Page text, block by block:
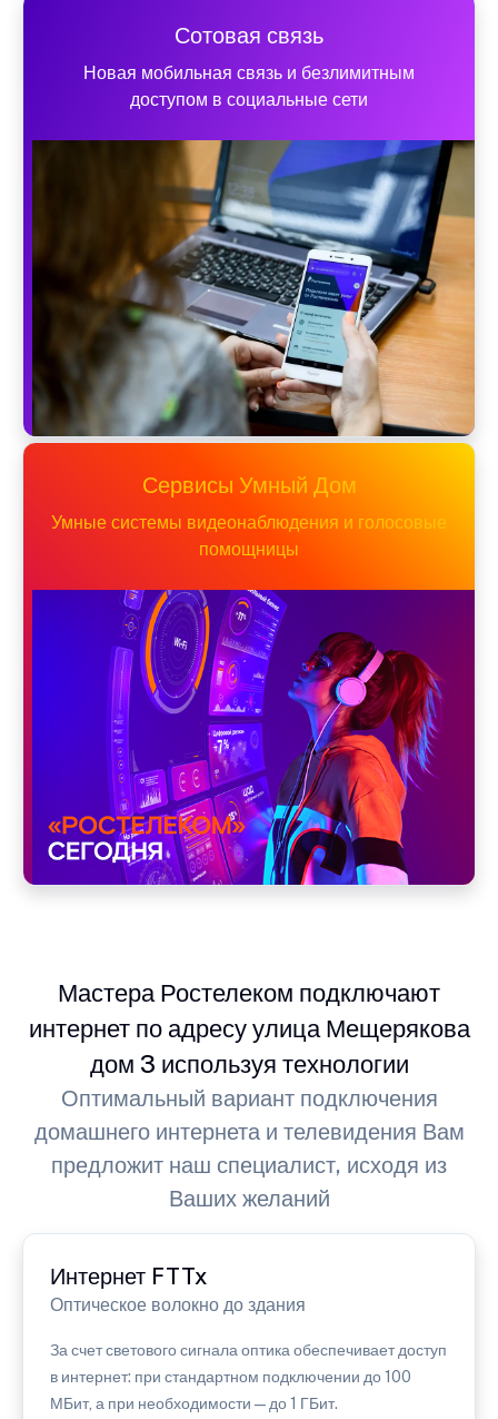
Сотовая связь
Новая мобильная связь и безлимитным
доступом в социальные сети
Сервисы Умный Дом
Умные системы видеонаблюдения и голосовые
помощницы
Мастера Ростелеком подключают
интернет по адресу улица Мещерякова
дом 3 используя технологии
Оптимальный вариант подключения
домашнего интернета и телевидения Вам
предложит наш специалист, исходя из
Ваших желаний
Интернет FTTx
Оптическое волокно до здания
За счет светового сигнала оптика обеспечивает доступ
в интернет: при стандартном подключении до 100
МБит, а при необходимости — до 1 ГБит.